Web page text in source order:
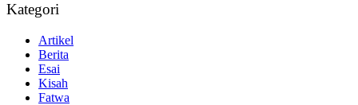
Kategori
Artikel
Berita
Esai
Kisah
Fatwa